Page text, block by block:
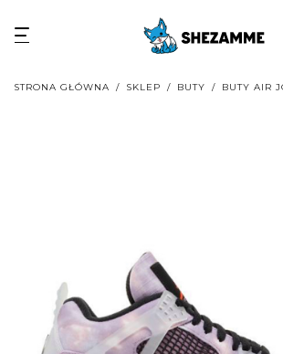
STRONA GŁÓWNA / SKLEP / BUTY / BUTY AIR